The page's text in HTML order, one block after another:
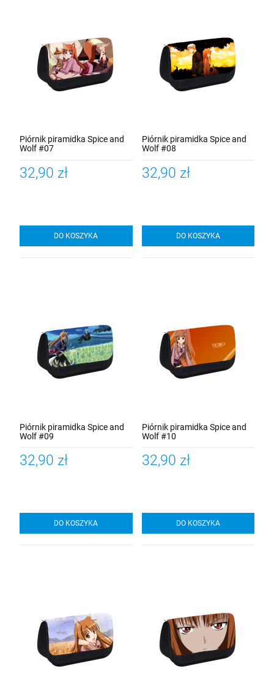
Piórnik piramidka Spice and
Wolf #07
32,90 zł
DO KOSZYKA
Piórnik piramidka Spice and
Wolf #08
32,90 zł
DO KOSZYKA
Piórnik piramidka Spice and
Wolf #09
32,90 zł
DO KOSZYKA
Piórnik piramidka Spice and
Wolf #10
32,90 zł
DO KOSZYKA